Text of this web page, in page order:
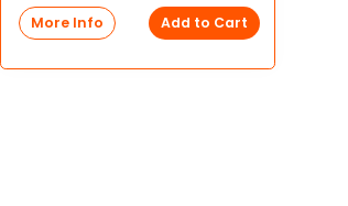
More Info Add to Cart